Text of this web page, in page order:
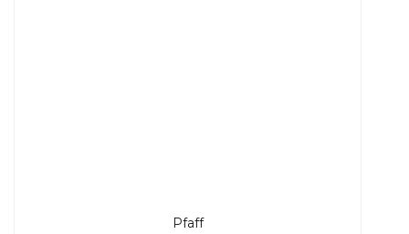
Pfaff